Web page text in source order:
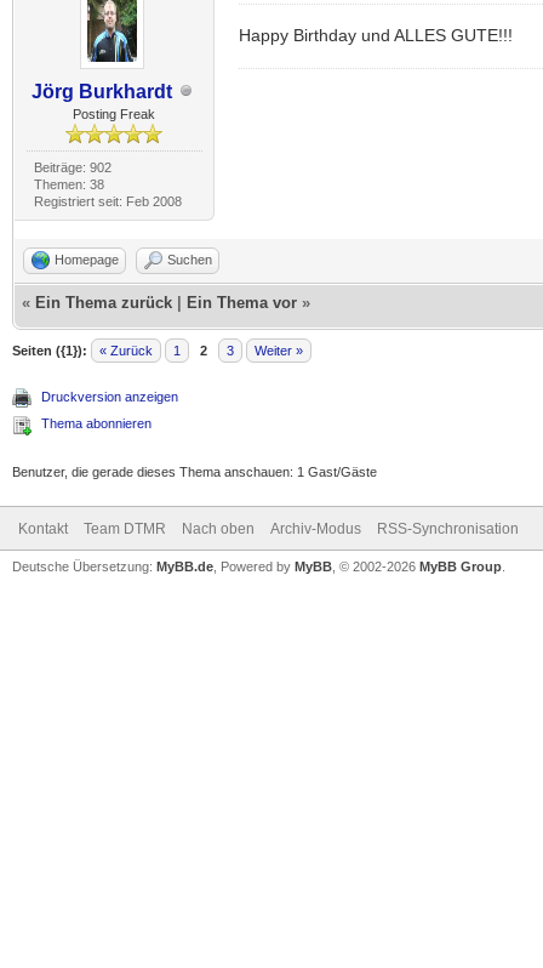
Jörg Burkhardt
Posting Freak
Beiträge: 902
Themen: 38
Registriert seit: Feb 2008
Happy Birthday und ALLES GUTE!!!
Homepage Suchen
« Ein Thema zurück Ein Thema vor »
Seiten ({1}): « Zurück 1 2 3 Weiter »
Druckversion anzeigen
Thema abonnieren
Benutzer, die gerade dieses Thema anschauen: 1 Gast/Gäste
Kontakt Team DTMR Nach oben Archiv-Modus RSS-Synchronisation
Deutsche Übersetzung: MyBB.de , Powered by MyBB , © 2002-2026 MyBB Group